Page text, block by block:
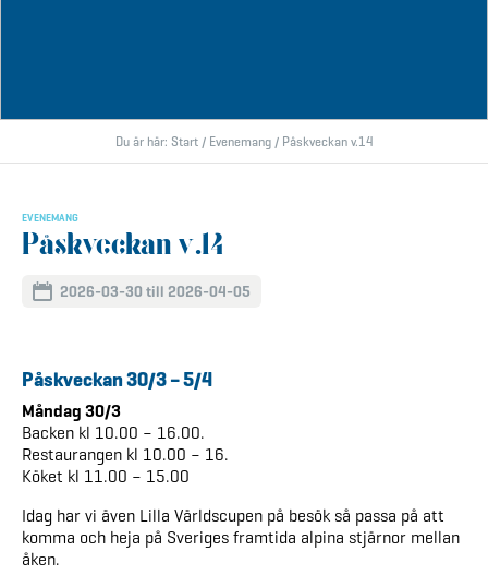
Du är här: Start/ Evenemang/ Påskveckan v.14
EVENEMANG
Påskveckan v.14
2026-03-30 till 2026-04-05
Påskveckan 30/3 – 5/4
Måndag 30/3
Backen kl 10.00 – 16.00.
Restaurangen kl 10.00 – 16.
Köket kl 11.00 – 15.00
Idag har vi även Lilla Världscupen på besök så passa på att
komma och heja på Sveriges framtida alpina stjärnor mellan
åken.